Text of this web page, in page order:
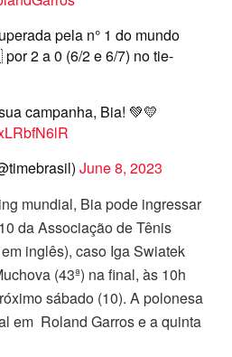
pela n° 1 do mundo
2 a 0 (6/2 e 6/7) no tie-
campanha, Bia! 💚💛
June 8, 2023
mundial, Bia pode ingressar
da Associação de Tênis
inglês), caso Iga Swiatek
(43ª) na final, às 10h
sábado (10). A polonesa
em Roland Garros e a quinta